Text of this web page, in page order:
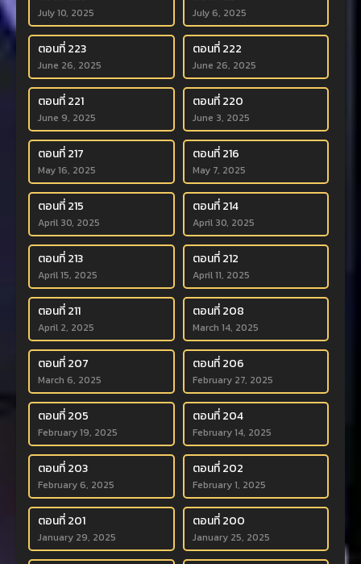
July 10, 2025 July 6, 2025
ตอนที่ 223
June 26, 2025
ตอนที่ 222
June 26, 2025
ตอนที่ 221
June 9, 2025
ตอนที่ 220
June 3, 2025
ตอนที่ 217
May 16, 2025
ตอนที่ 216
May 7, 2025
ตอนที่ 215
April 30, 2025
ตอนที่ 214
April 30, 2025
ตอนที่ 213
April 15, 2025
ตอนที่ 212
April 11, 2025
ตอนที่ 211
April 2, 2025
ตอนที่ 208
March 14, 2025
ตอนที่ 207
March 6, 2025
ตอนที่ 206
February 27, 2025
ตอนที่ 205
February 19, 2025
ตอนที่ 204
February 14, 2025
ตอนที่ 203
February 6, 2025
ตอนที่ 202
February 1, 2025
ตอนที่ 201
January 29, 2025
ตอนที่ 200
January 25, 2025